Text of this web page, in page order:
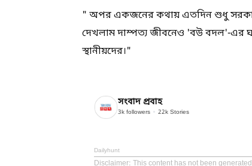
" অপর একজনের কথায় এতদিন শুধু সরকার
দেখলাম দাম্পত্য জীবনেও 'বউ বদল'-এর
স্থানীয়দের।"
সংবাদ প্রবাহ
3k followers 22k Stories
Dailyhunt
Disclaimer: This content has not been